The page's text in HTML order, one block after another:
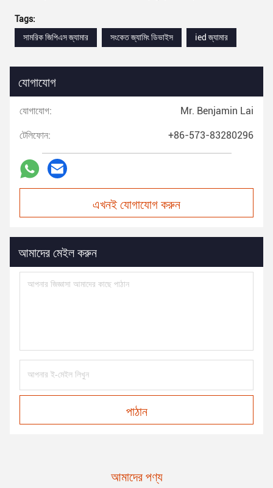
Tags:
সামরিক জিপিএস জ্যামার
সংকেত জ্যামিং ডিভাইস ied জ্যামার
যোগাযোগ
যোগাযোগ: Mr. Benjamin Lai
টেলিফোন: +86-573-83280296
এখনই যোগাযোগ করুন
আমাদের মেইল করুন
পাঠান
আমাদের পণ্য